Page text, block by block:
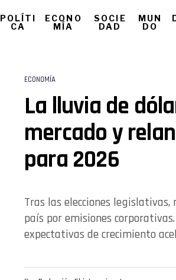
POLÍTI
CA
ECONO
MÍA
SOCIE
DAD
MUN
DO
ECONOMÍA
La lluvia de
mercado y
para 2026
Tras las elecciones
país por emisiones
expectativas de crecimiento